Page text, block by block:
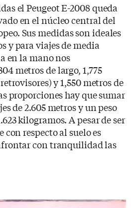
el Peugeot E-2008 queda
en el núcleo central del
Sus medidas son ideales
y para viajes de media
en la mano nos
metros de largo, 1,775
y 1,550 metros de
proporciones hay que sumar
de 2.605 metros y un peso
kilogramos. A pesar de ser
respecto al suelo es
con tranquilidad las